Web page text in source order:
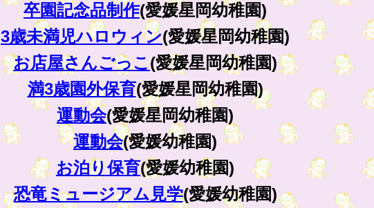
卒園記念品制作(愛媛星岡幼稚園)
3歳未満児ハロウィン(愛媛星岡幼稚園)
お店屋さんごっこ(愛媛星岡幼稚園)
満3歳園外保育(愛媛星岡幼稚園)
運動会(愛媛星岡幼稚園)
運動会(愛媛幼稚園)
お泊り保育(愛媛幼稚園)
恐竜ミュージアム見学(愛媛幼稚園)